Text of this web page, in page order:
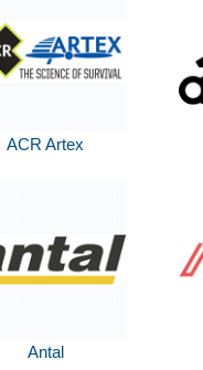
ACR Artex
Antal